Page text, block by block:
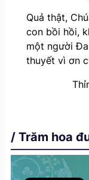
Quả thật,
con bồi hồi,
một người
thuyết vì ơn
/ Trăm hoa